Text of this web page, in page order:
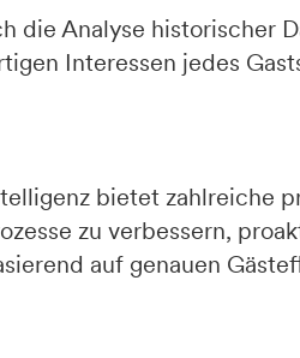
die Analyse historischer
Interessen jedes
bietet zahlreiche
zu verbessern,
auf genauen